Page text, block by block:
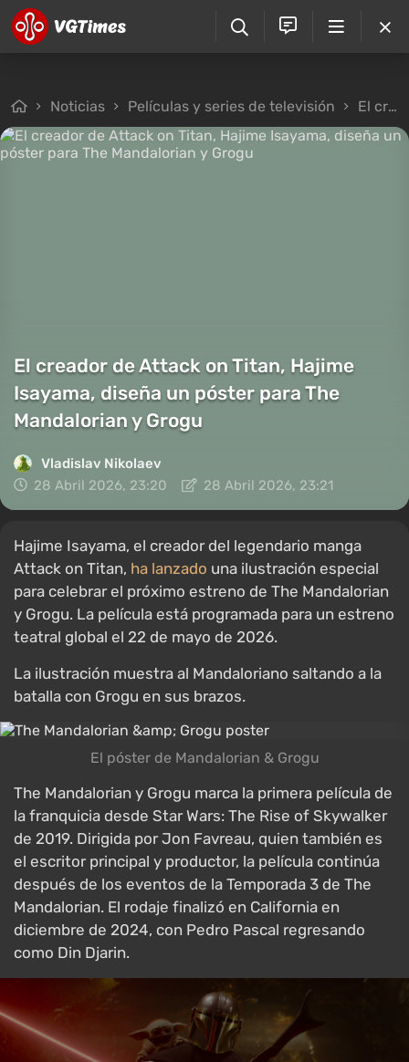
Noticias Películas y series de televisión El creador de Attack on Titan, Hajime Isayama, diseña un póster para The Mandalorian y Grogu
El creador de Attack on Titan, Hajime
Isayama, diseña un póster para The
Mandalorian y Grogu
Vladislav Nikolaev
28 Abril 2026, 23:20
28 Abril 2026, 23:21
Hajime Isayama, el creador del legendario manga
Attack on Titan, ha lanzado una ilustración especial
para celebrar el próximo estreno de The Mandalorian
y Grogu. La película está programada para un estreno
teatral global el 22 de mayo de 2026.
La ilustración muestra al Mandaloriano saltando a la
batalla con Grogu en sus brazos.
El póster de Mandalorian & Grogu
The Mandalorian y Grogu marca la primera película de
la franquicia desde Star Wars: The Rise of Skywalker
de 2019. Dirigida por Jon Favreau, quien también es
el escritor principal y productor, la película continúa
después de los eventos de la Temporada 3 de The
Mandalorian. El rodaje finalizó en California en
diciembre de 2024, con Pedro Pascal regresando
como Din Djarin.